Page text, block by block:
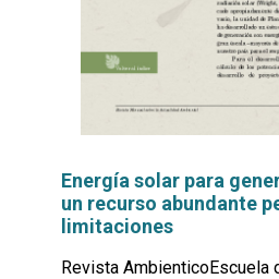
Energía solar para
un recurso abundante
limitaciones
Revista AmbienticoEscuela